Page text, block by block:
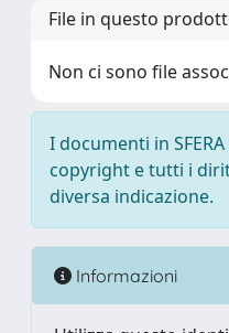
File in questo
Non ci sono file
I documenti in
copyright e tutti i
diversa indicazione.
Informazioni